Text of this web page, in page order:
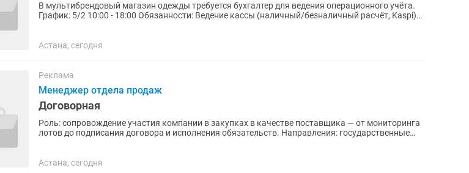
В мультибрендовый магазин одежды требуется бухгалтер для ведения операционного учёта.
График: 5/2 10:00 - 18:00 Обязанности: Ведение кассы (наличный/безналичный расчёт, Kaspi)
Астана, сегодня
Реклама
Менеджер отдела продаж
Договорная
Роль: сопровождение участия компании в закупках в качестве поставщика — от мониторинга
лотов до подписания договора и исполнения обязательств. Направления: государственные
Астана, сегодня